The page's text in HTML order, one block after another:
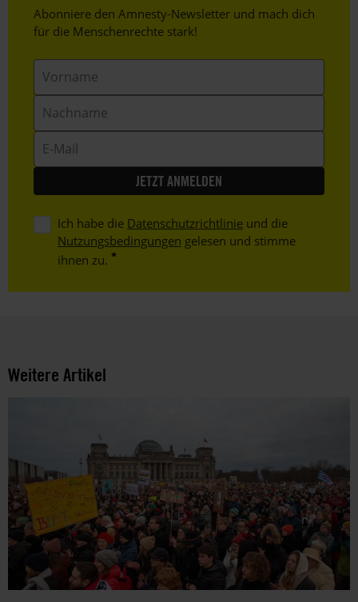
Header
Text
Abonniere den Amnesty-Newsletter und mach dich
für die Menschenrechte stark!
Mail
Ich habe die Datenschutzrichtlinie und die
Nutzungsbedingungen gelesen und stimme
ihnen zu.
Weitere Artikel